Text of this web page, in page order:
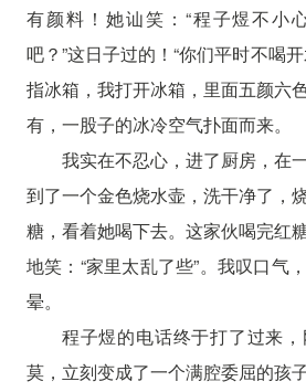
有颜料！她讪笑：“程子煜不小
吧？”这日子过的！“你们平时不喝
指冰箱，我打开冰箱，里面五颜六
有，一股子的冰冷空气扑面而来。
我实在不忍心，进了厨房，在
到了一个金色烧水壶，洗干净了，
糖，看着她喝下去。这家伙喝完红
地笑：“家里太乱了些”。我叹口气
晕。
程子煜的电话终于打了过来
莫，立刻变成了一个满腔委屈的孩